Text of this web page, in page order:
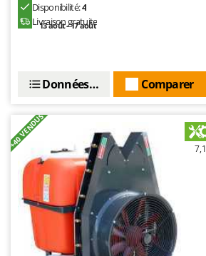
McCulloch
MCH
Mockmill
More than chef
MOSA
MOVA
Mowox
Disponibilité:4
Livraison gratuite
13 août - 17 août
Comparer
Données techniques
+40 VENDUS 7,1